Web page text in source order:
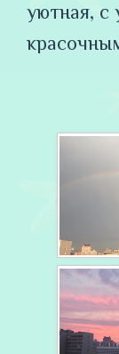
уютная, с